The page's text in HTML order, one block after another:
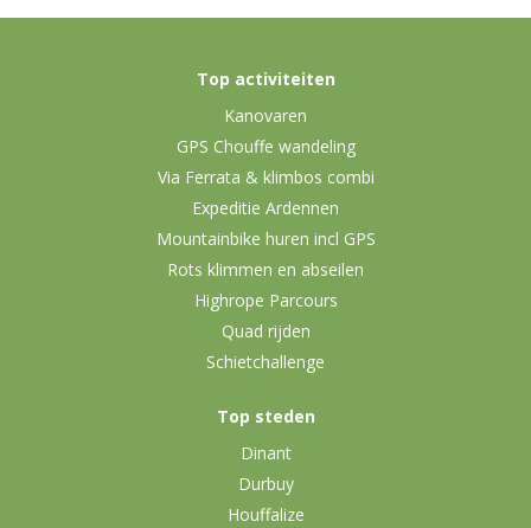
Top activiteiten
Kanovaren
GPS Chouffe wandeling
Via Ferrata & klimbos combi
Expeditie Ardennen
Mountainbike huren incl GPS
Rots klimmen en abseilen
Highrope Parcours
Quad rijden
Schietchallenge
Top steden
Dinant
Durbuy
Houffalize